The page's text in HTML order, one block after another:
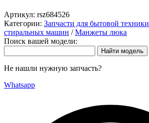
Артикул: rsz684526
Категории: Запчасти для бытовой техники
стиральных машин /Манжеты люка
Поиск вашей модели:
Не нашли нужную запчасть?
Whatsapp